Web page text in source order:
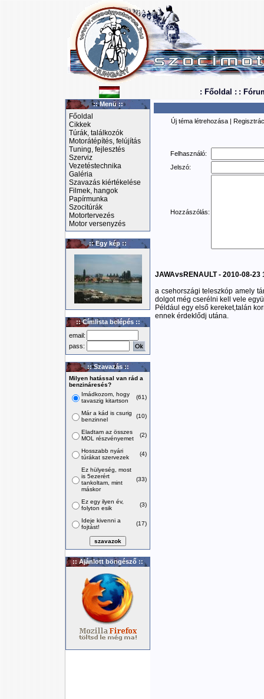
: Főoldal : :
:: Menü ::
Főoldal
Cikkek
Túrák, találkozók
Motorátépítés, felújítás
Tuning, fejlesztés
Szerviz
Vezetéstechnika
Galéria
Szavazás kiértékelése
Filmek, hangok
Papírmunka
Szocitúrák
Motortervezés
Motor versenyzés
:: Egy kép ::
:: Címlista belépés ::
email:
pass:
:: Szavazás ::
Milyen hatással van rád a
benzináresés?
Imádkozom, hogy
tavaszig kitartson
(61)
Már a kád is csurig
benzinnel
(10)
Eladtam az összes
MOL részvényemet
(2)
Hosszabb nyári
túrákat szervezek
(4)
Ez hülyeség, most
is 5ezerért
tankoltam, mint
máskor
(33)
Ez egy ilyen év,
folyton esik
(3)
Ideje kivenni a
fojtást!
(17)
:: Ajánlott böngésző ::
Új téma létrehozása |
Felhasználó:
Jelszó:
Hozzászólás:
JAWAvsRENAULT - 2010-08-23
a csehországi teleszkóp amely
dolgot még cserélni kell vele
Például egy első kereket,talán
ennek érdeklődj utána.